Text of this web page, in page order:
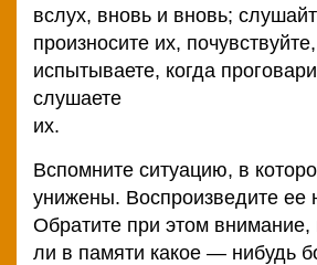
вслух, вновь и вновь;
произносите их,
испытываете, когда
слушаете
их.
Вспомните ситуацию, в
унижены. Воспроизведите ее
Обратите при этом внимание,
ли в памяти какое — нибудь